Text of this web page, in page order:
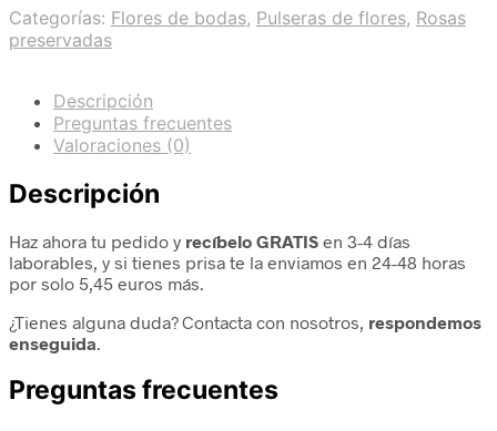
Categorías: Flores de bodas, Pulseras de flores, Rosas
preservadas
Descripción
Preguntas frecuentes
Valoraciones (0)
Descripción
Haz ahora tu pedido y recíbelo GRATIS en 3-4 días
laborables, y si tienes prisa te la enviamos en 24-48 horas
por solo 5,45 euros más.
¿Tienes alguna duda? Contacta con nosotros, respondemos
enseguida.
Preguntas frecuentes